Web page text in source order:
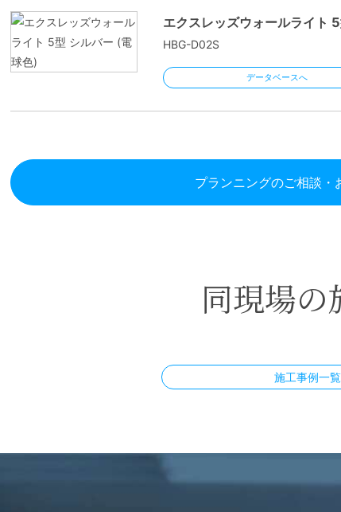
エクスレッズウォールライト
HBG-D02S
データベースへ
プランニングのご相談・
同現場の
施工事例一